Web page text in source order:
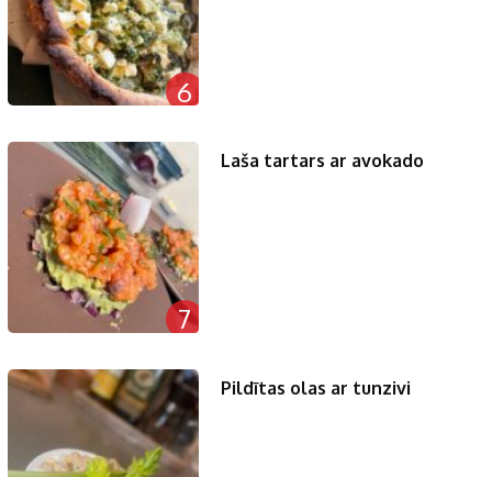
6
7
Laša tartars ar avokado
Pildītas olas ar tunzivi